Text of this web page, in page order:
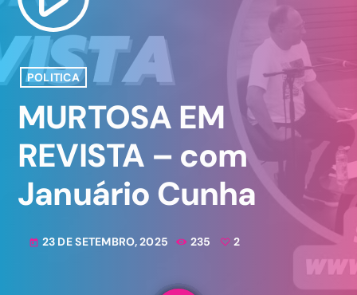
POLITICA
MURTOSA EM
REVISTA – com
Januário Cunha
today 23 DE SETEMBRO, 2025 235 2